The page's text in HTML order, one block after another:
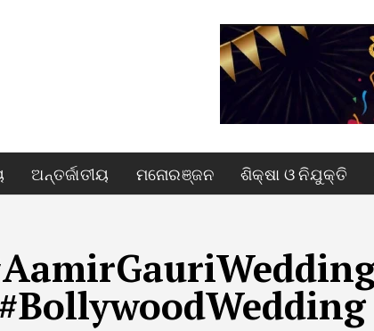
ଅନ୍ତର୍ଜାତୀୟ ମନୋରଞ୍ଜନ ଶିକ୍ଷା ଓ ନିଯୁକ୍ତି